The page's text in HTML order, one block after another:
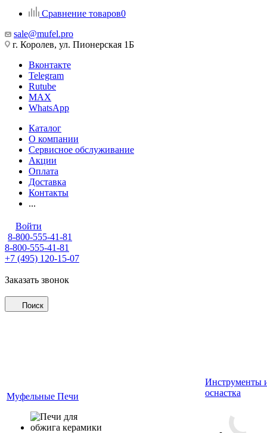
Сравнение товаров0
sale@mufel.pro
г. Королев, ул. Пионерская 1Б
Вконтакте
Telegram
Rutube
MAX
WhatsApp
Каталог
О компании
Сервисное обслуживание
Акции
Оплата
Доставка
Контакты
...
Войти
8-800-555-41-81
8-800-555-41-81
+7 (495) 120-15-07
Заказать звонок
Поиск
Муфельные Печи
Инструменты
оснастка